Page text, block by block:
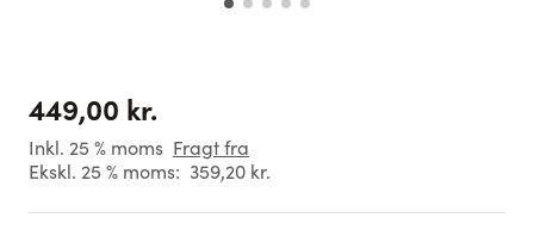
449,00 kr.
Inkl. 25 % moms Fragt fra
Ekskl. 25 % moms: 359,20 kr.